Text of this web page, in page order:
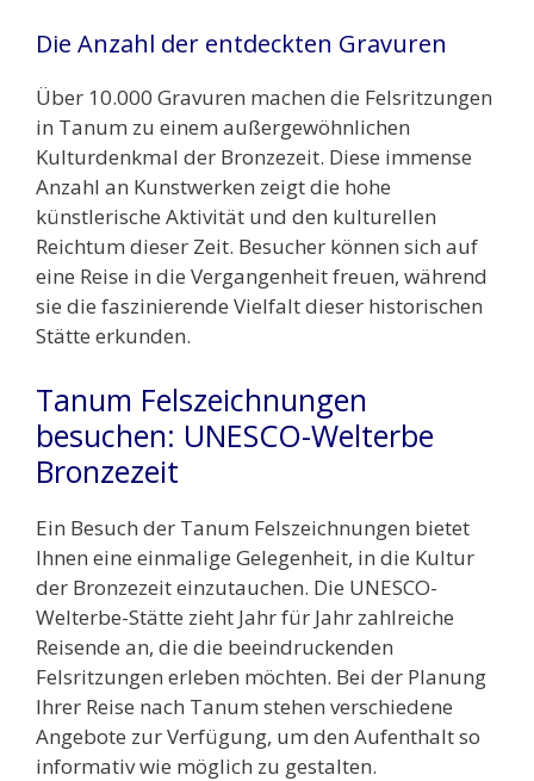
Die Anzahl der entdeckten Gravuren
Über 10.000 Gravuren machen die Felsritzungen
in Tanum zu einem außergewöhnlichen
Kulturdenkmal der Bronzezeit. Diese immense
Anzahl an Kunstwerken zeigt die hohe
künstlerische Aktivität und den kulturellen
Reichtum dieser Zeit. Besucher können sich auf
eine Reise in die Vergangenheit freuen, während
sie die faszinierende Vielfalt dieser historischen
Stätte erkunden.
Tanum Felszeichnungen
besuchen: UNESCO-Welterbe
Bronzezeit
Ein Besuch der Tanum Felszeichnungen bietet
Ihnen eine einmalige Gelegenheit, in die Kultur
der Bronzezeit einzutauchen. Die UNESCO-
Welterbe-Stätte zieht Jahr für Jahr zahlreiche
Reisende an, die die beeindruckenden
Felsritzungen erleben möchten. Bei der Planung
Ihrer Reise nach Tanum stehen verschiedene
Angebote zur Verfügung, um den Aufenthalt so
informativ wie möglich zu gestalten.